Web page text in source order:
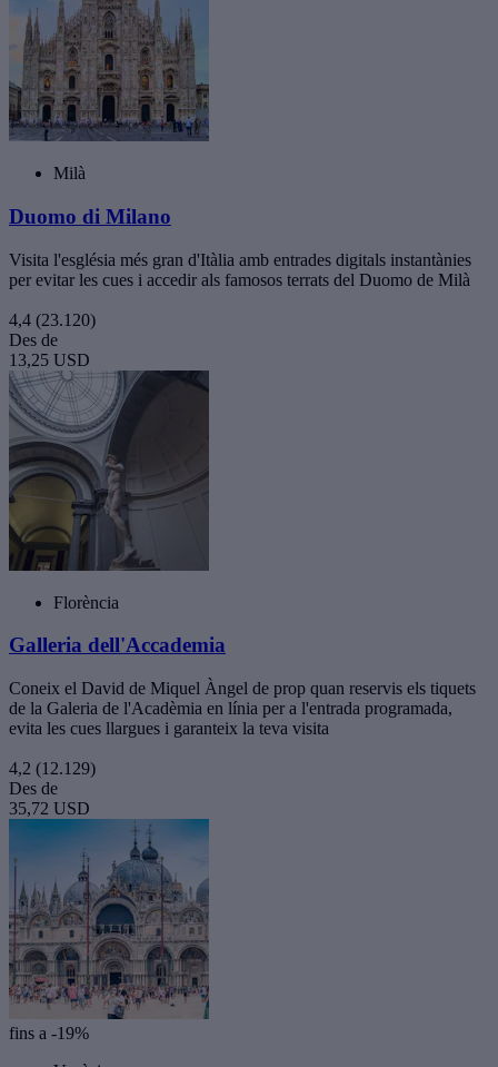
Milà
Duomo di Milano
Visita l'església més gran d'Itàlia amb entrades digitals instantànies
per evitar les cues i accedir als famosos terrats del Duomo de Milà
4,4 (23.120)
Des de
13,25 USD
Florència
Galleria dell'Accademia
Coneix el David de Miquel Àngel de prop quan reservis els tiquets
de la Galeria de l'Acadèmia en línia per a l'entrada programada,
evita les cues llargues i garanteix la teva visita
4,2 (12.129)
Des de
35,72 USD
fins a -19%